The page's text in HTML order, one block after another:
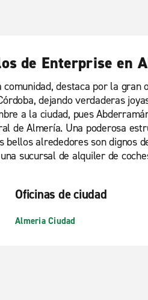
de Enterprise en
destaca por la
dejando verdaderas
a la ciudad, pues
de Almería. Una poderosa
alrededores son
sucursal de alquiler de
Oficinas de ciudad
Almeria Ciudad